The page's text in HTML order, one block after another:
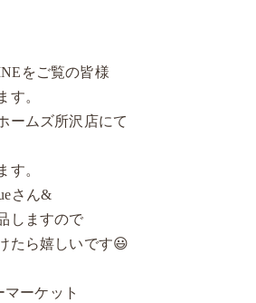
をご覧の皆様
す。
ームズ所沢店にて
す。
さん&
しますので
たら嬉しいです😃
マーケット